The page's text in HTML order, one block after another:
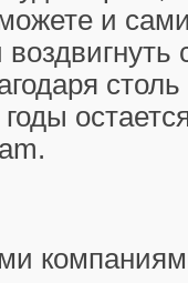
и
воздвигнуть